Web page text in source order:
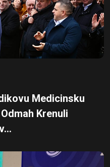
Medicinsku
Krenuli